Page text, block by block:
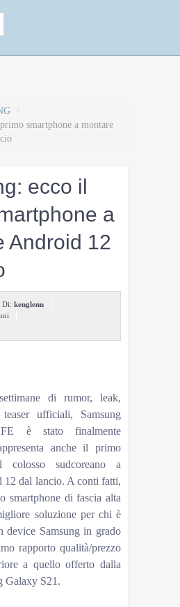
/
smartphone a montare
ecco il
a
Android 12
Di: kenglenn
di rumor, leak,
ufficiali, Samsung
è stato finalmente
anche il primo
colosso sudcoreano a
12 dal lancio. A conti fatti,
smartphone di fascia alta
soluzione per chi è
device Samsung in grado
rapporto qualità/prezzo
a quello offerto dalla
Galaxy S21.